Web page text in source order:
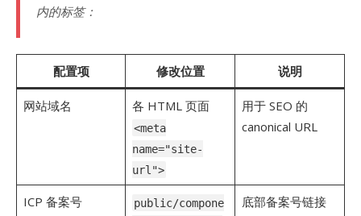
内的标签：
配置项 修改位置 说明
网站域名 各 HTML 页面
<meta
name="site-
url">
用于 SEO 的
canonical URL
ICP 备案号
public/compone
底部备案号链接